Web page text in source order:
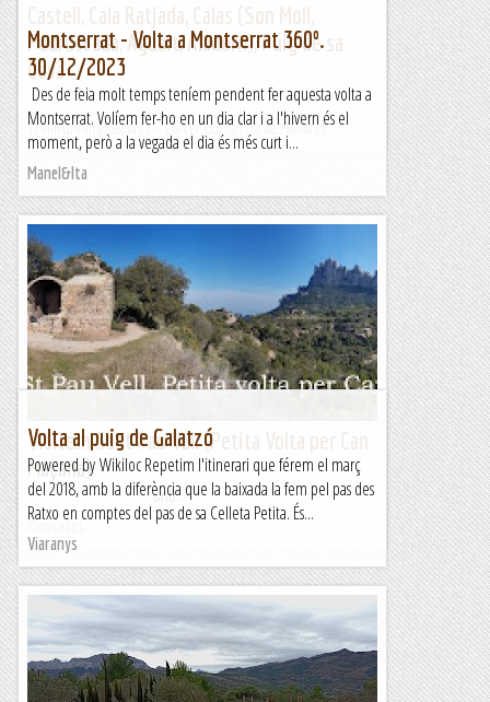
Pedruscada, Aguait, Aladern), Puig de sa
Cova
TrailRunningMallorca – Correr por la isla de Mallorca
Montserrat - Volta a Montserrat 360º.
30/12/2023
Des de feia molt temps teníem pendent fer aquesta volta a
Montserrat. Volíem fer-ho en un dia clar i a l'hivern és el
moment, però a la vegada el dia és més curt i...
Manel&Ita
Visitem Sant Pau Vell (Petita Volta per Can
Maçana)
&nb...
Kimisades
Volta al puig de Galatzó
Powered by Wikiloc Repetim l'itinerari que férem el març
del 2018, amb la diferència que la baixada la fem pel pas des
Ratxo en comptes del pas de sa Celleta Petita. És...
Viaranys